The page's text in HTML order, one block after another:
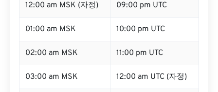
12:00 am MSK (자정) 09:00 pm UTC
01:00 am MSK 10:00 pm UTC
02:00 am MSK 11:00 pm UTC
03:00 am MSK 12:00 am UTC (자정)